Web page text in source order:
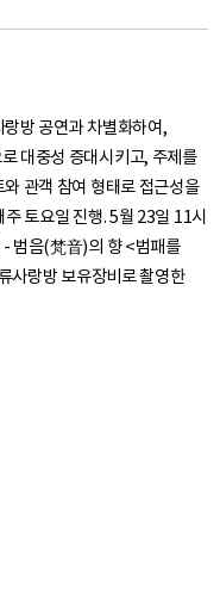
방 공연과 차별화하여,
대중성 증대시키고, 주제를
관객 참여 형태로 접근성을
토요일 진행. 5월 23일 11시
- 범음(梵音)의 향 <범패를
사랑방 보유장비로 촬영한